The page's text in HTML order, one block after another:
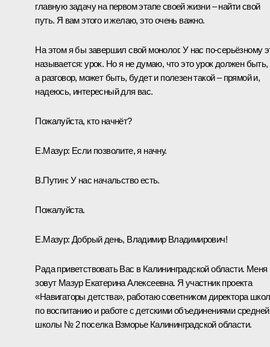
главную задачу на первом этапе своей жизни – найти свой
путь. Я вам этого и желаю, это очень важно.
На этом я бы завершил свой монолог. У нас по-серьёзному
называется: урок. Но я не думаю, что это урок должен быть,
а разговор, может быть, будет и полезен такой – прямой и,
надеюсь, интересный для вас.
Пожалуйста, кто начнёт?
Е.Мазур: Если позволите, я начну.
В.Путин: У нас начальство есть.
Пожалуйста.
Е.Мазур: Добрый день, Владимир Владимирович!
Рада приветствовать Вас в Калининградской области. Меня
зовут Мазур Екатерина Алексеевна. Я участник проекта
«Навигаторы детства», работаю советником директора
по воспитанию и работе с детскими объединениями средней
школы № 2 поселка Взморье Калининградской области.